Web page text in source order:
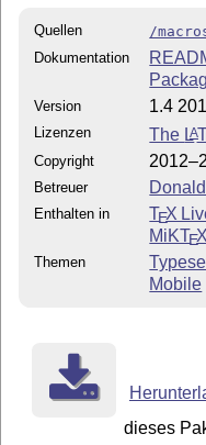
Quellen
/
Dokumentation
Version 1.4
Lizenzen The LA
Copyright
Betreuer
Enthalten in TEX
MiKTEX
Themen
Mobile
dieses